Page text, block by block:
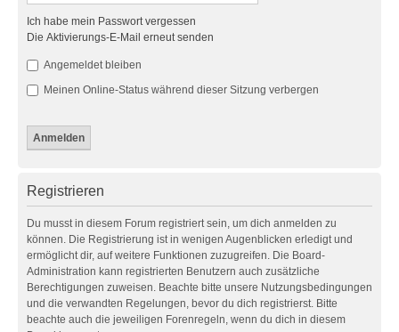
Ich habe mein Passwort vergessen
Die Aktivierungs-E-Mail erneut senden
Angemeldet bleiben
Meinen Online-Status während dieser Sitzung verbergen
Registrieren
Du musst in diesem Forum registriert sein, um dich anmelden zu
können. Die Registrierung ist in wenigen Augenblicken erledigt und
ermöglicht dir, auf weitere Funktionen zuzugreifen. Die Board-
Administration kann registrierten Benutzern auch zusätzliche
Berechtigungen zuweisen. Beachte bitte unsere Nutzungsbedingungen
und die verwandten Regelungen, bevor du dich registrierst. Bitte
beachte auch die jeweiligen Forenregeln, wenn du dich in diesem